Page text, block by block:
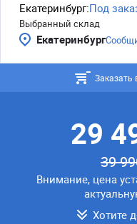
Екатеринбург:Под
Выбранный склад
Екатеринбург
Заказать
29
39
Внимание, цена
Хотите